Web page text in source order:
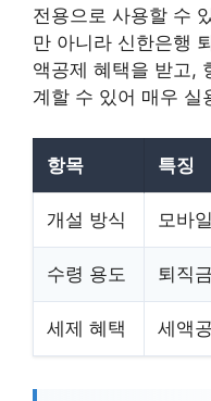
전용으로 사용할 수
만 아니라 신한은행
액공제 혜택을 받고,
계할 수 있어 매우 실
항목 특징
개설 방식 모바
수령 용도 퇴직
세제 혜택 세액